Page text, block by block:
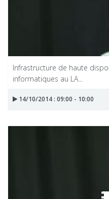
Infrastructure de haute
informatiques au LA...
14/10/2014 : 09:00 - 10:00